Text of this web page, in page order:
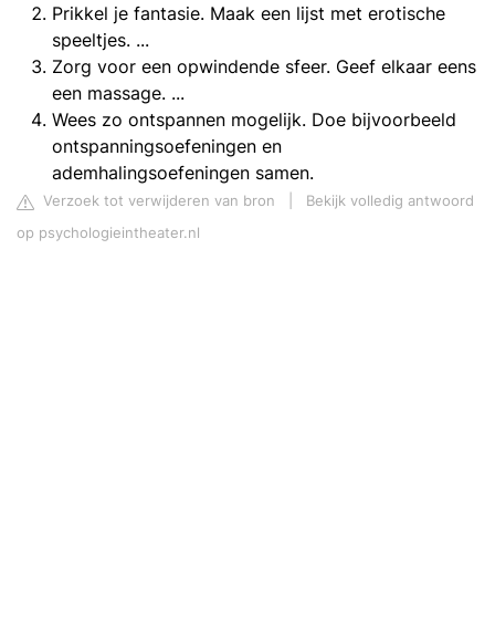
Prikkel je fantasie. Maak een lijst met erotische
speeltjes. ...
Zorg voor een opwindende sfeer. Geef elkaar eens
een massage. ...
Wees zo ontspannen mogelijk. Doe bijvoorbeeld
ontspanningsoefeningen en
ademhalingsoefeningen samen.
Verzoek tot verwijderen van bron
Bekijk volledig antwoord
op psychologieintheater.nl